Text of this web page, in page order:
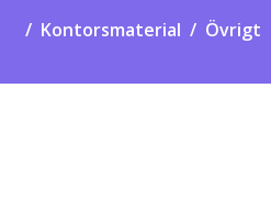
Kontorsmaterial Övrigt